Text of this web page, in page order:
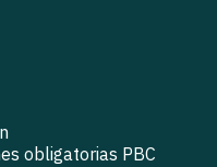
obligatorias PBC